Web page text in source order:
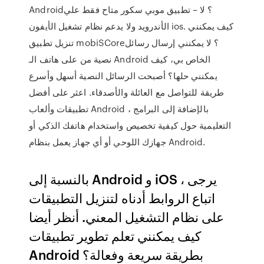
Android؟ لا – تطبيق موبي سكور متاح فقط علي
الأندرويد ولا يدعم نظام تشغيل الأيفون ios. كيف يمكنني
تنزيل تطبيق mobiSCore؟ لا يمكنني إرسال رسائل
نصية من على هاتف الـ Android الخاص بي، كيف
يمكنني حلها؟ أصبحت الرسائل النصية أسهل وأسرع
طريقة للتواصل مع العائلة والأصدقاء. اعثر على أفضل
تطبيقات وألعاب Android ، بالإضافة إلى البرامج
التعليمية حول كيفية تخصيص واستخدام هاتفك الذكي أو
جهازك اللوحي أو أي جهاز يعمل بنظام Android.
بالنسبة إلى Android و iOS ، يرجى
اتباع الروابط أدناه لتنزيل التطبيقات
على نظام التشغيل المعني. أنظر أيضا
كيف يمكنني تعلم تطوير تطبيقات
Android بطريقة سريعة وفعالة؟